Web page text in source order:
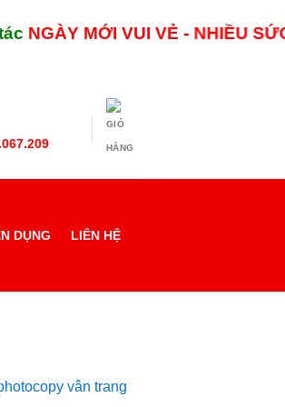
MỚIVUI VẺ - NHIỀU SỨC
DỤNG LIÊN HỆ